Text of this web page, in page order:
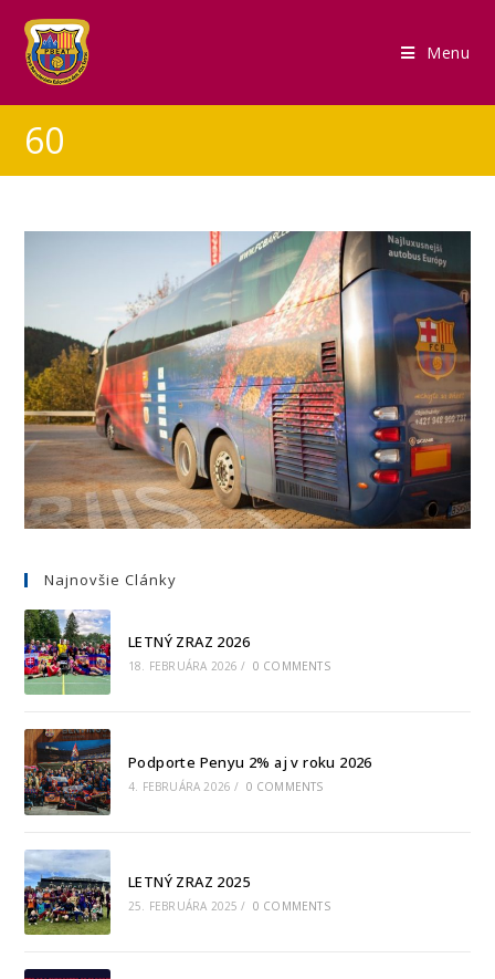
Menu
60
Najnovšie Clánky
LETNÝ ZRAZ 2026
18. FEBRUÁRA 2026 / 0 COMMENTS
Podporte Penyu 2% aj v roku 2026
4. FEBRUÁRA 2026 / 0 COMMENTS
LETNÝ ZRAZ 2025
25. FEBRUÁRA 2025 / 0 COMMENTS